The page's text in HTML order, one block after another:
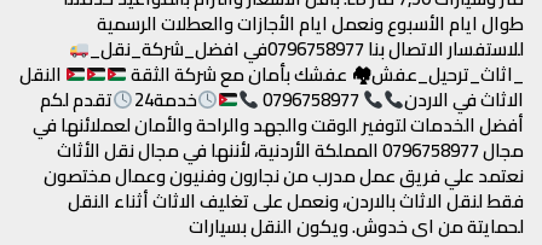
طوال ايام الأسبوع ونعمل ايام الأجازات والعطلات الرسمية
للاستفسار الاتصال بنا 0796758977في افضل_شركة_نقل_
_اثاث_ترحيل_عفش🏘 عفشك بأمان مع شركة الثقة النقل
الاثاث في الاردن 0796758977 خدمة24 تقدم لكم
أفضل الخدمات لتوفير الوقت والجهد والراحة والأمان لعملائنها في
مجال 0796758977 المملكة الأردنية، لأننها في مجال نقل الأثاث
نعتمد علي فريق عمل مدرب من نجارون وفنيون وعمال مختصون
فقط لنقل الاثاث بالاردن، ونعمل على تغليف الاثاث أثناء النقل
لحمايتة من اي خدوش. ويكون النقل بسيارات